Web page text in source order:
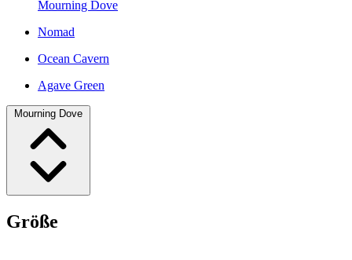
Mourning Dove
Nomad
Ocean Cavern
Agave Green
Mourning Dove
Größe